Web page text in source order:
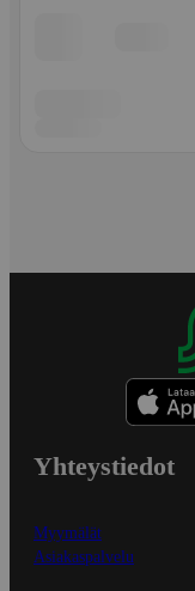
Yhteystiedot
Myymälät
Asiakaspalvelu